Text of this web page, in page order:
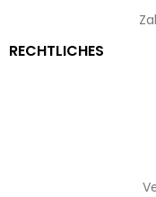
RECHTLICHES